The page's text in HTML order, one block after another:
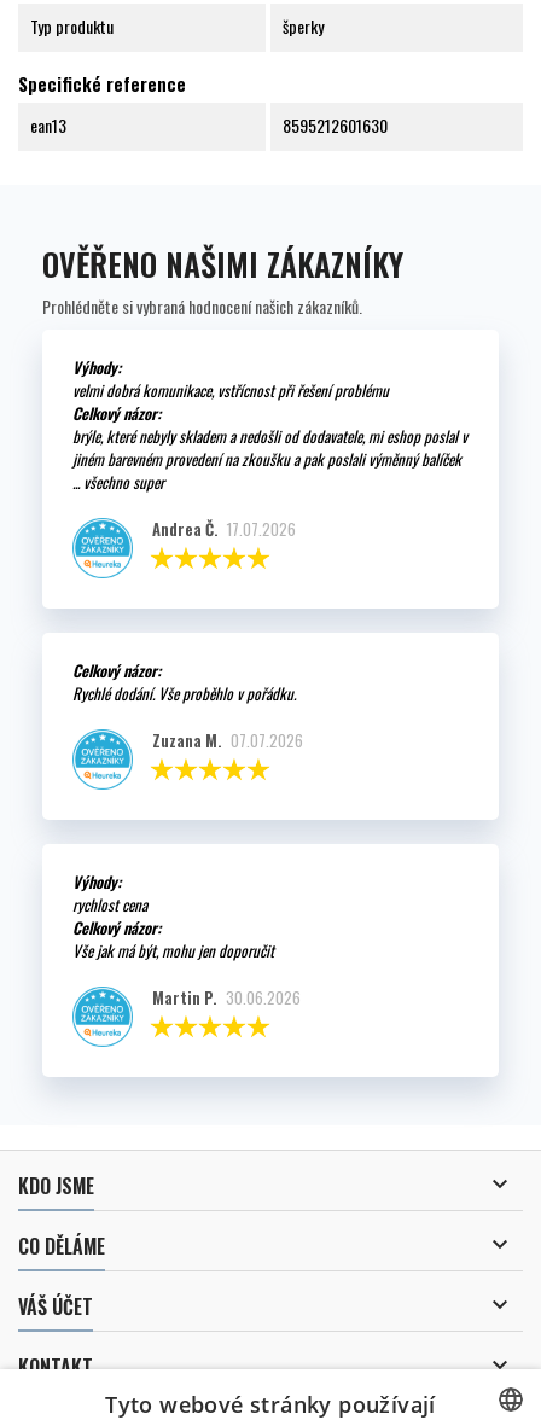
Typ produktu šperky
Specifické reference
ean13 8595212601630
OVĚŘENO NAŠIMI ZÁKAZNÍKY
Prohlédněte si vybraná hodnocení našich zákazníků.
Výhody:
velmi dobrá komunikace, vstřícnost při řešení problému
Celkový názor:
brýle, které nebyly skladem a nedošli od dodavatele, mi eshop poslal v
jiném barevném provedení na zkoušku a pak poslali výměnný balíček
... všechno super
Andrea Č. 17.07.2026
Celkový názor:
Rychlé dodání. Vše proběhlo v pořádku.
Zuzana M. 07.07.2026
Výhody:
rychlost cena
Celkový názor:
Vše jak má být, mohu jen doporučit
Martin P. 30.06.2026
KDO JSME 
CO DĚLÁME 
VÁŠ ÚČET 
KONTAKT 
Tyto webové stránky používají